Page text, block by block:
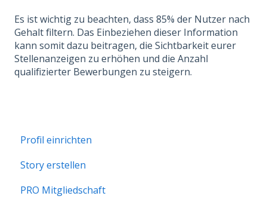
Es ist wichtig zu beachten, dass 85% der Nutzer nach
Gehalt filtern. Das Einbeziehen dieser Information
kann somit dazu beitragen, die Sichtbarkeit eurer
Stellenanzeigen zu erhöhen und die Anzahl
qualifizierter Bewerbungen zu steigern.
Profil einrichten
Story erstellen
PRO Mitgliedschaft